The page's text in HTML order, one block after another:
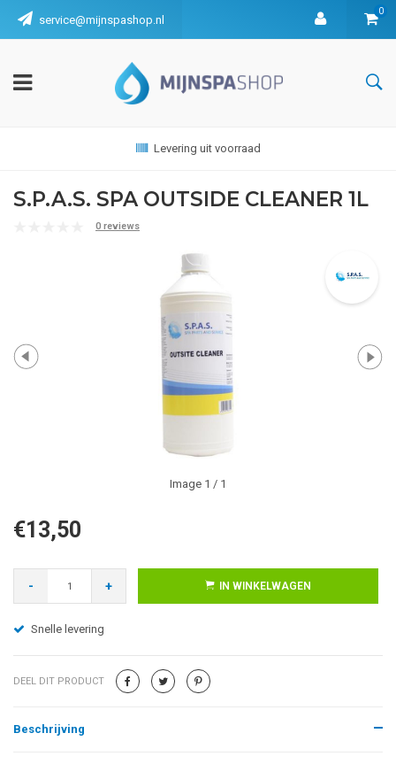
service@mijnspashop.nl
0
Levering uit voorraad
S.P.A.S. SPA OUTSIDE CLEANER 1L
0 reviews
Image 1 / 1
€13,50
- + IN WINKELWAGEN
Snelle levering
DEEL DIT PRODUCT
Beschrijving